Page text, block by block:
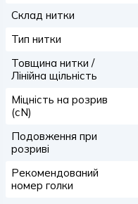
Склад нитки
Тип нитки
Товщина нитки /
Лінійна щільність
Міцність на розрив
(сN)
Подовження при
розриві
Рекомендований
номер голки